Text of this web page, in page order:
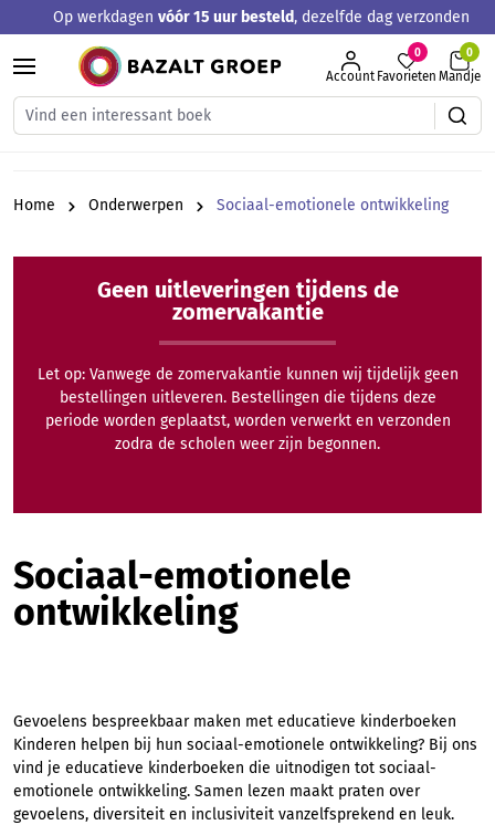
Op werkdagen vóór 15 uur besteld, dezelfde dag verzonden
Account Favorieten Mandje
0
Home Onderwerpen Sociaal-emotionele ontwikkeling
Geen uitleveringen tijdens de
zomervakantie
Let op: Vanwege de zomervakantie kunnen wij tijdelijk geen
bestellingen uitleveren. Bestellingen die tijdens deze
periode worden geplaatst, worden verwerkt en verzonden
zodra de scholen weer zijn begonnen.
Sociaal-emotionele
ontwikkeling
Gevoelens bespreekbaar maken met educatieve kinderboeken
Kinderen helpen bij hun sociaal-emotionele ontwikkeling? Bij ons
vind je educatieve kinderboeken die uitnodigen tot sociaal-
emotionele ontwikkeling. Samen lezen maakt praten over
gevoelens, diversiteit en inclusiviteit vanzelfsprekend en leuk.